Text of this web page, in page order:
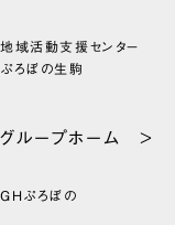
地域活動支援センター
ぷろぼの生駒
グループホーム >
GHぷろぼの